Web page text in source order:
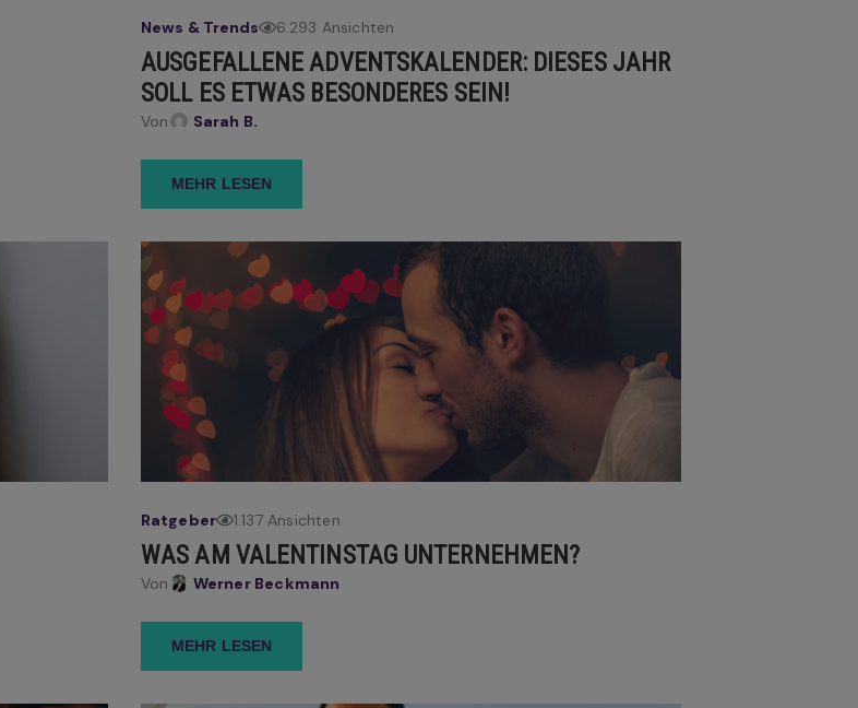
News & Trends 6.293 Ansichten
AUSGEFALLENE ADVENTSKALENDER: DIESES JAHR
SOLL ES ETWAS BESONDERES SEIN!
Von Sarah B.
MEHR LESEN
Ratgeber 1.137 Ansichten
WAS AM VALENTINSTAG UNTERNEHMEN?
Von Werner Beckmann
MEHR LESEN